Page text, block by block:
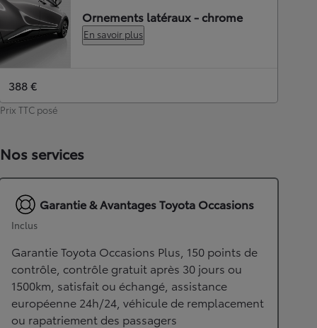
Ornements latéraux - chrome
En savoir plus
388 €
Prix TTC posé
Nos services
Garantie & Avantages Toyota Occasions
Inclus
Garantie Toyota Occasions Plus, 150 points de
contrôle, contrôle gratuit après 30 jours ou
1500km, satisfait ou échangé, assistance
européenne 24h/24, véhicule de remplacement
ou rapatriement des passagers